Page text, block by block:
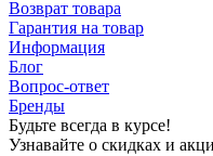
Возврат товара
Гарантия на товар
Информация
Блог
Вопрос-ответ
Бренды
Будьте всегда в курсе!
Узнавайте о скидках и